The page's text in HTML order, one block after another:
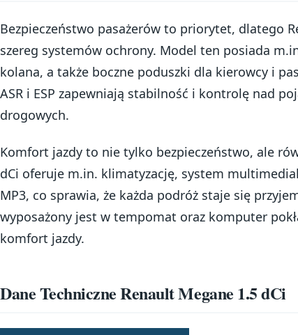
Bezpieczeństwo pasażerów to priorytet, dlatego
szereg systemów ochrony. Model ten posiada
kolana, a także boczne poduszki dla kierowcy i
ASR i ESP zapewniają stabilność i kontrolę nad
drogowych.
Komfort jazdy to nie tylko bezpieczeństwo, ale
dCi oferuje m.in. klimatyzację, system
MP3, co sprawia, że każda podróż staje się
wyposażony jest w tempomat oraz komputer
komfort jazdy.
Dane Techniczne Renault Megane 1.5 dCi